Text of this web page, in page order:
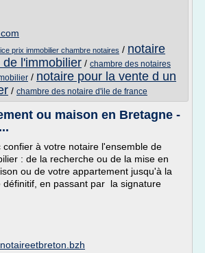
prix immobilier chambre notaires / notaire
l'immobilier / chambre des notaires
/ notaire pour la vente d un
/ chambre des notaire d'ile de france
ou maison en Bretagne -
confier à votre notaire l'ensemble de
: de la recherche ou de la mise en
ou de votre appartement jusqu'à la
définitif, en passant par la signature